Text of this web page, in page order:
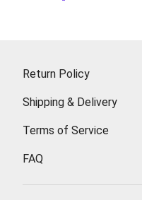
Return Policy
Shipping & Delivery
Terms of Service
FAQ